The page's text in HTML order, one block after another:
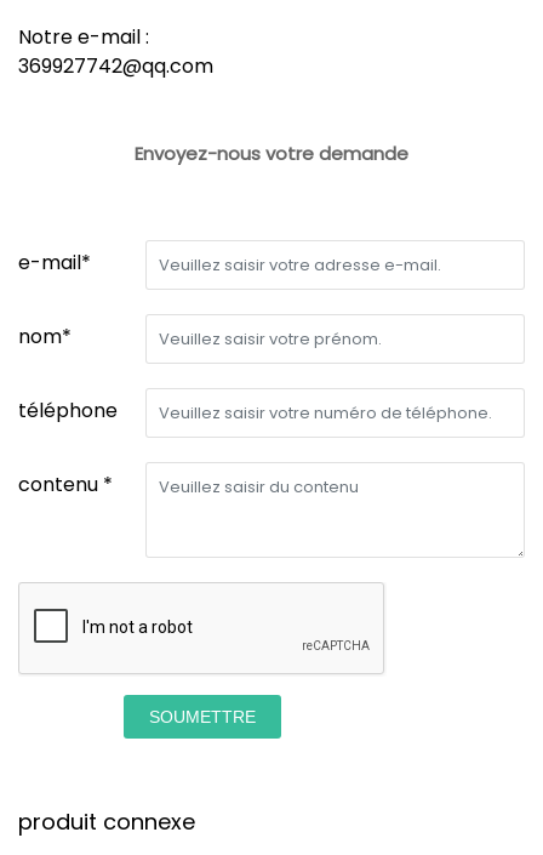
Notre e-mail :
369927742@qq.com
Envoyez-nous votre demande
e-mail*
nom*
téléphone
contenu *
SOUMETTRE
produit connexe